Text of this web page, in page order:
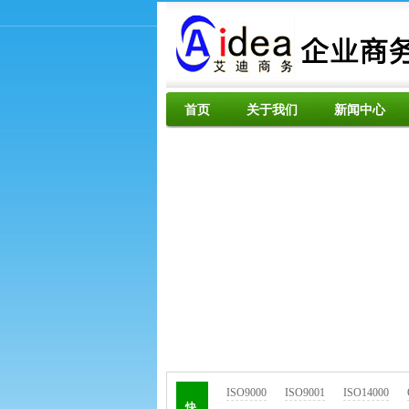
首页 关于我们 新闻中心
ISO9000 ISO9001 ISO14000